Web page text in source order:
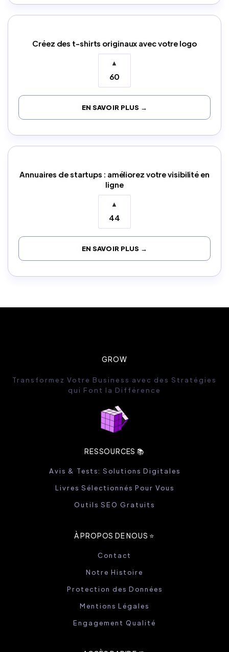
Créez des t-shirts originaux avec votre logo
▲
60
EN SAVOIR PLUS →
Annuaires de startups : améliorez votre visibilité en
ligne
▲
44
EN SAVOIR PLUS →
GROW
Transformez Votre Business avec des Stratégies
qui Font la Différence
RESSOURCES 📚
Avis & Tests: Solutions Digitales
Livres Sélectionnés Pour Vous
Outils SEO Gratuits
À PROPOS DE NOUS ⭐️
Contact
Notre Histoire
Protection des Données
Mentions Légales
Engagement Qualité